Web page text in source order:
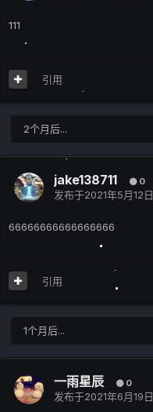
111
引用
2个月后...
jake138711 0
发布于2021年5月12日
66666666666666666
引用
1个月后...
一雨星辰 0
发布于2021年6月19日